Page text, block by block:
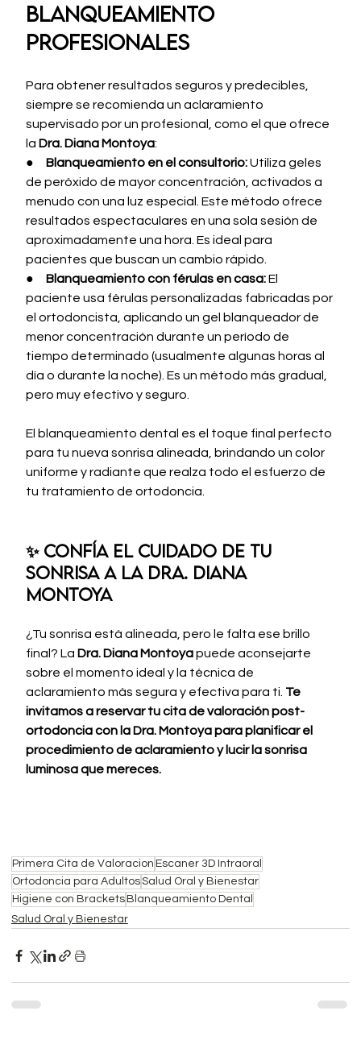
blanqueamiento
profesionales
Para obtener resultados seguros y predecibles,
siempre se recomienda un aclaramiento
supervisado por un profesional, como el que ofrece
la Dra. Diana Montoya:
● Blanqueamiento en el consultorio: Utiliza geles
de peróxido de mayor concentración, activados a
menudo con una luz especial. Este método ofrece
resultados espectaculares en una sola sesión de
aproximadamente una hora. Es ideal para
pacientes que buscan un cambio rápido.
● Blanqueamiento con férulas en casa: El
paciente usa férulas personalizadas fabricadas por
el ortodoncista, aplicando un gel blanqueador de
menor concentración durante un período de
tiempo determinado (usualmente algunas horas al
día o durante la noche). Es un método más gradual,
pero muy efectivo y seguro.
El blanqueamiento dental es el toque final perfecto
para tu nueva sonrisa alineada, brindando un color
uniforme y radiante que realza todo el esfuerzo de
tu tratamiento de ortodoncia.
✨ Confía el cuidado de tu
sonrisa a la Dra. Diana
Montoya
¿Tu sonrisa está alineada, pero le falta ese brillo
final? La Dra. Diana Montoya puede aconsejarte
sobre el momento ideal y la técnica de
aclaramiento más segura y efectiva para ti. Te
invitamos a reservar tu cita de valoración post-
ortodoncia con la Dra. Montoya para planificar el
procedimiento de aclaramiento y lucir la sonrisa
luminosa que mereces.
Primera Cita de Valoracion Escaner 3D Intraoral
Ortodoncia para AdultosSalud Oral y Bienestar
Higiene con Brackets Blanqueamiento Dental
Salud Oral y Bienestar